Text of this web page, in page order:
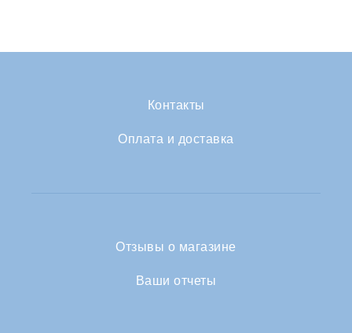
Контакты
Оплата и доставка
Отзывы о магазине
Ваши отчеты